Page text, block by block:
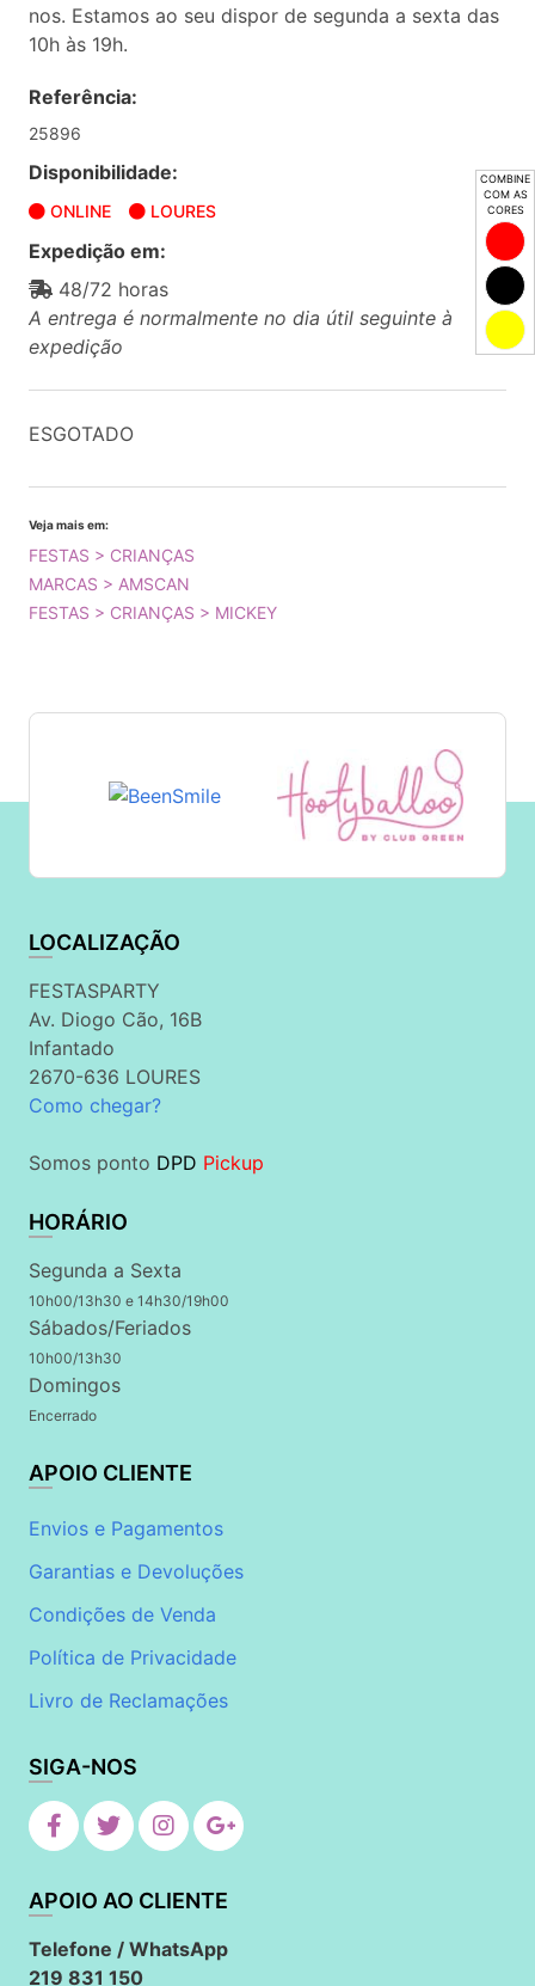
COMBINE
COM AS
CORES
nos. Estamos ao seu dispor de segunda a sexta das
10h às 19h.
Referência:
25896
Disponibilidade:
ONLINE LOURES
Expedição em:
48/72 horas
A entrega é normalmente no dia útil seguinte à
expedição
ESGOTADO
Veja mais em:
FESTAS > CRIANÇAS
MARCAS > AMSCAN
FESTAS > CRIANÇAS > MICKEY
LOCALIZAÇÃO
FESTASPARTY
Av. Diogo Cão, 16B
Infantado
2670-636 LOURES
Como chegar?
Somos ponto DPD Pickup
HORÁRIO
Segunda a Sexta
10h00/13h30 e 14h30/19h00
Sábados/Feriados
10h00/13h30
Domingos
Encerrado
APOIO CLIENTE
Envios e Pagamentos
Garantias e Devoluções
Condições de Venda
Política de Privacidade
Livro de Reclamações
SIGA-NOS
APOIO AO CLIENTE
Telefone / WhatsApp
219 831 150